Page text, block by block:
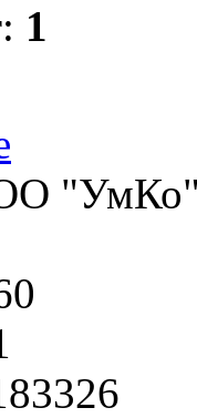
1